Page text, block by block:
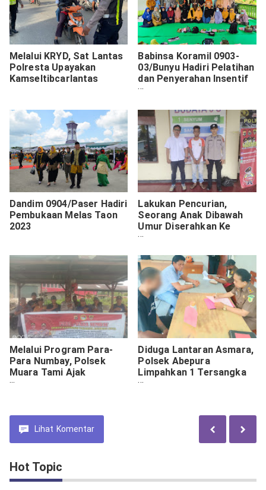
Melalui KRYD, Sat Lantas
Polresta Upayakan
Kamseltibcarlantas
Babinsa Koramil 0903-
03/Bunyu Hadiri Pelatihan
dan Penyerahan Insentif
Guru Ngaji di Desa Bunyu
Dandim 0904/Paser Hadiri
Pembukaan Melas Taon
2023
Lakukan Pencurian,
Seorang Anak Dibawah
Umur Diserahkan Ke
Kejaksaan
Melalui Program Para-
Para Numbay, Polsek
Muara Tami Ajak
Masyarakat Jaga
Diduga Lantaran Asmara,
Polsek Abepura
Limpahkan 1 Tersangka
ke Jaksa
Lihat Komentar
Hot Topic